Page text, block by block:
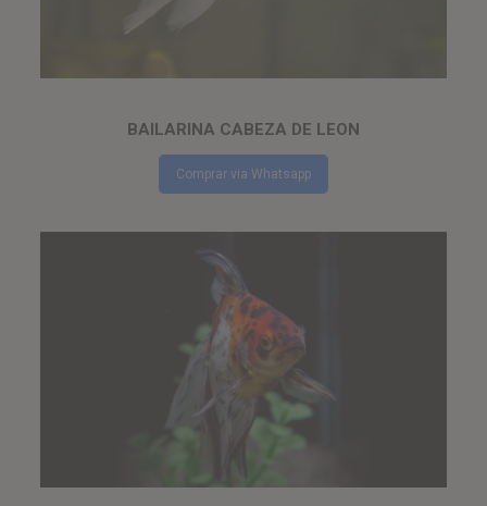
BAILARINA CABEZA DE LEON
Comprar via Whatsapp